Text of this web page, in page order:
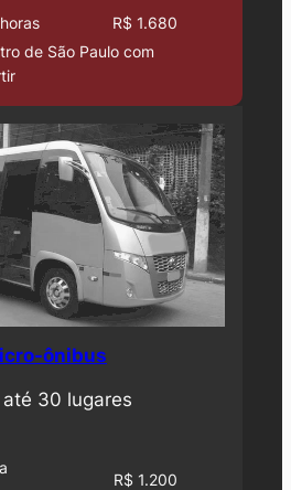
R$ 1.680
de São Paulo com
ônibus
até 30 lugares
R$ 1.200